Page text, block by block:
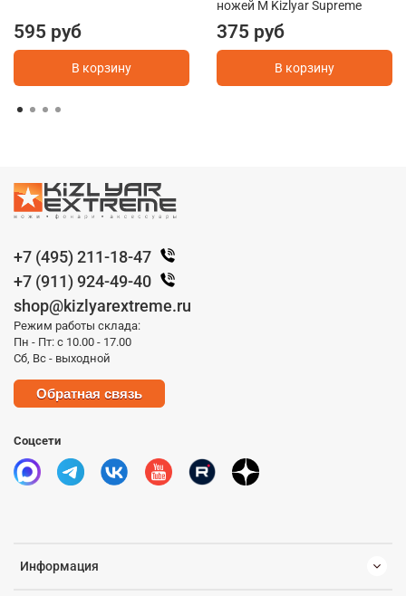
595 руб
В корзину
ножей M Kizlyar Supreme
375 руб
В корзину
Информация
+7 (495) 211-18-47
+7 (911) 924-49-40
shop@kizlyarextreme.ru
Режим работы склада:
Пн - Пт: с 10.00 - 17.00
Сб, Вс - выходной
Обратная связь
Соцсети